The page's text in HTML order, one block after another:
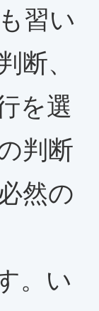
習い
断、
を選
判断
然の
。い